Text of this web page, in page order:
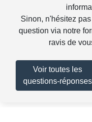
Sinon, n'hésitez
question via notre
ravis de
Voir toutes les
questions-réponses